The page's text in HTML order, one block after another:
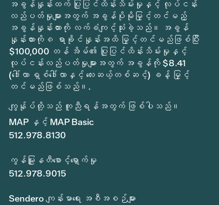
အခွန်နှုန်းထက် ပြုပြင်ထိန်းသိမ်းမှုနှင့် လုပ်ငန်း
လည်ပတ်မှုများအတွက် အခွန်ပိုမိုမြှင့်တင်မည့်
အခွန်နှုန်းထားကို လက်ခံကျင့်သုံးခဲ့သည်။ အခွန်
နှုန်းထားကို ၈ ရာခိုင်နှုန်းအထိ မြှင့်တင်မည်ဖြစ်ပြီး
$100,000 တန် အိမ်၏ ပြုပြင်ထိန်းသိမ်းမှုနှင့်
လုပ်ငန်းလည်ပတ်မှုများအတွက် အခွန်ကို $8.41
(ဒေါ်လာ ရှစ်ဒေါ်လာနှင့် လေးဆယ့်တစ်ဆင့်) ခန့် မြှင့်
တင်မည်ဖြစ်သည်။.
ကျွန်ုပ်တို့သည် ကူညီရန်အတွက် ဖြစ်ပါသည်။
MAP နှင့် MAP Basic
512.978.8130
ကွန်မြူနတီစောင့်ရှောက်မှု
512.978.9015
Sendero ကျန်းမာရေး အစီအစဉ်များ